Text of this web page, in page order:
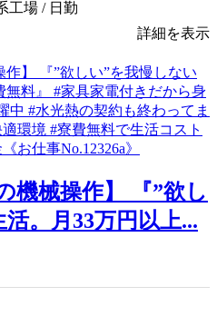
工場 / 日勤
詳細を表示
機械操作】 『”欲し
。月33万円以上...